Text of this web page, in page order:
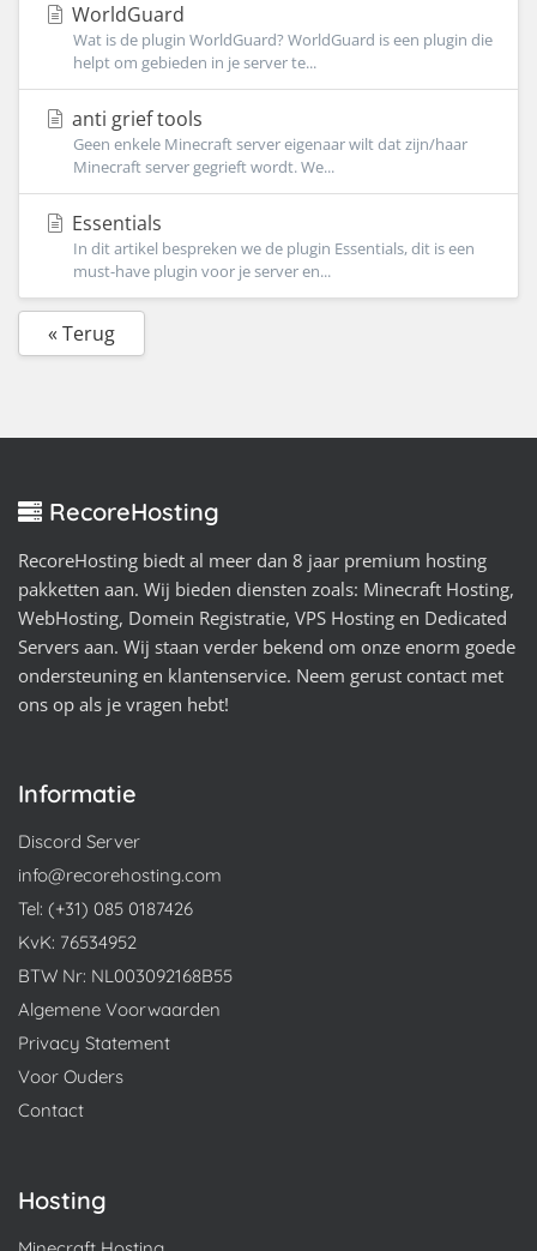
WorldGuard
Wat is de plugin WorldGuard? WorldGuard is een plugin die
helpt om gebieden in je server te...
anti grief tools
Geen enkele Minecraft server eigenaar wilt dat zijn/haar
Minecraft server gegrieft wordt. We...
Essentials
In dit artikel bespreken we de plugin Essentials, dit is een
must-have plugin voor je server en...
« Terug
RecoreHosting
RecoreHosting biedt al meer dan 8 jaar premium hosting
pakketten aan. Wij bieden diensten zoals: Minecraft Hosting,
WebHosting, Domein Registratie, VPS Hosting en Dedicated
Servers aan. Wij staan verder bekend om onze enorm goede
ondersteuning en klantenservice. Neem gerust contact met
ons op als je vragen hebt!
Informatie
Discord Server
info@recorehosting.com
Tel: (+31) 085 0187426
KvK: 76534952
BTW Nr: NL003092168B55
Algemene Voorwaarden
Privacy Statement
Voor Ouders
Contact
Hosting